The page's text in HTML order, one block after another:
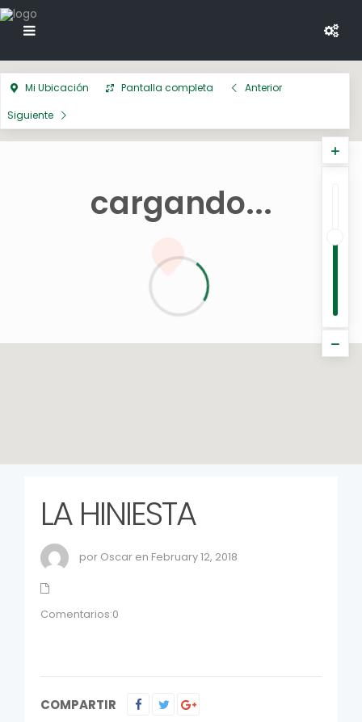
cargando...
Mi Ubicación Pantalla completa
Anterior
Siguiente
LA HINIESTA
por Oscar en February 12, 2018
Comentarios:0
COMPARTIR